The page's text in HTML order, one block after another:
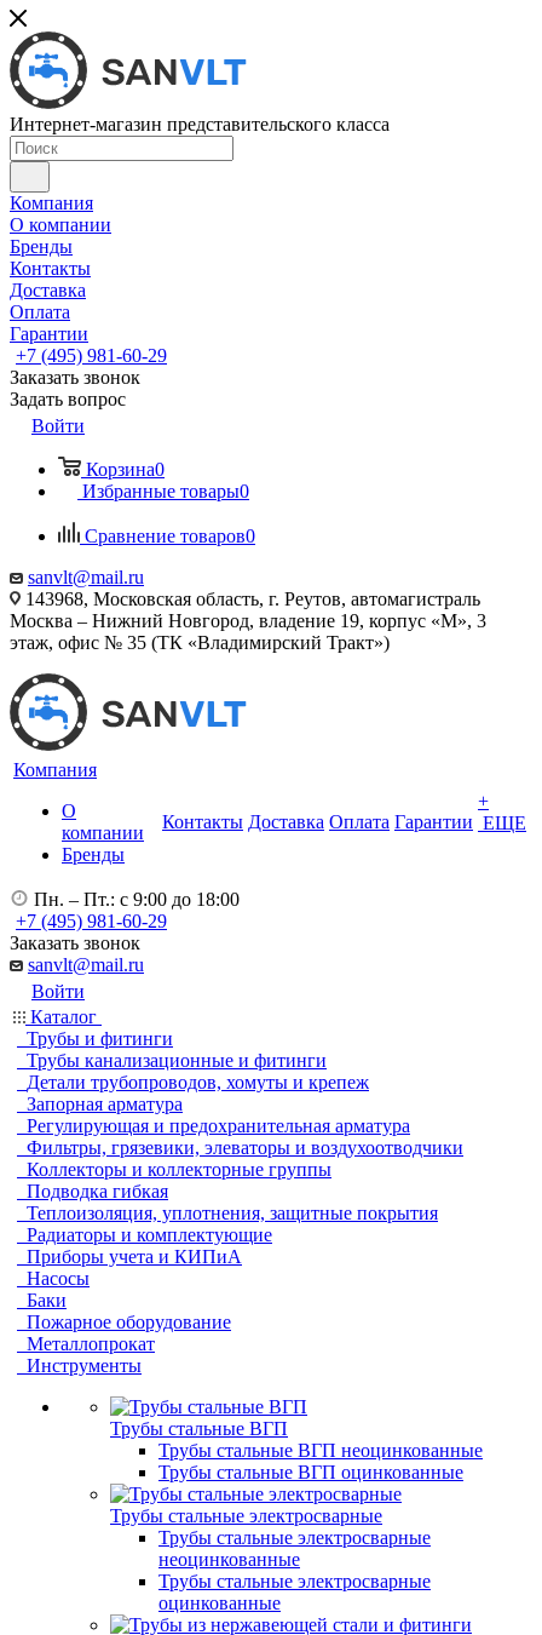
Интернет-магазин представительского класса
Компания
О компании
Бренды
Контакты
Доставка
Оплата
Гарантии
+7 (495) 981-60-29
Заказать звонок
Задать вопрос
Войти
Корзина0
Избранные товары0
Сравнение товаров0
sanvlt@mail.ru
143968, Московская область, г. Реутов, автомагистраль
Москва – Нижний Новгород, владение 19, корпус «М», 3
этаж, офис № 35 (ТК «Владимирский Тракт»)
Компания
О
компании
Бренды
Контакты Доставка Оплата Гарантии
+
ЕЩЕ
Пн. – Пт.: с 9:00 до 18:00
+7 (495) 981-60-29
Заказать звонок
sanvlt@mail.ru
Войти
Каталог
Трубы и фитинги
Трубы канализационные и фитинги
Детали трубопроводов, хомуты и крепеж
Запорная арматура
Регулирующая и предохранительная арматура
Фильтры, грязевики, элеваторы и воздухоотводчики
Коллекторы и коллекторные группы
Подводка гибкая
Теплоизоляция, уплотнения, защитные покрытия
Радиаторы и комплектующие
Приборы учета и КИПиА
Насосы
Баки
Пожарное оборудование
Металлопрокат
Инструменты
Трубы стальные ВГП
Трубы стальные ВГП неоцинкованные
Трубы стальные ВГП оцинкованные
Трубы стальные электросварные
Трубы стальные электросварные
неоцинкованные
Трубы стальные электросварные
оцинкованные